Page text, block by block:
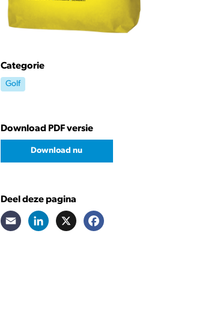
Categorie
Golf
Download PDF versie
Download nu
Deel deze pagina
Email LinkedIn
X Facebook